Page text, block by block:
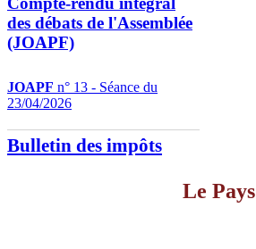
des débats de l'Assemblée
(JOAPF)
JOAPF n° 13 - Séance du
23/04/2026
Bulletin des impôts
Le Pays